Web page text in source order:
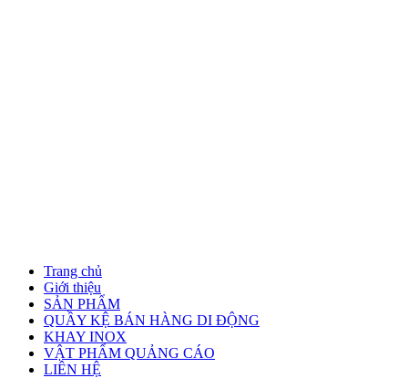
Trang chủ
Giới thiệu
SẢN PHẨM
QUẦY KỆ BÁN HÀNG DI ĐỘNG
KHAY INOX
VẬT PHẨM QUẢNG CÁO
LIÊN HỆ